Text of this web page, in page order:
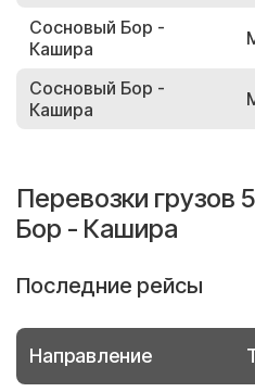
Сосновый Бор -
Кашира
Сосновый Бор -
Кашира
Перевозки грузов
Бор - Кашира
Последние рейсы
Направление